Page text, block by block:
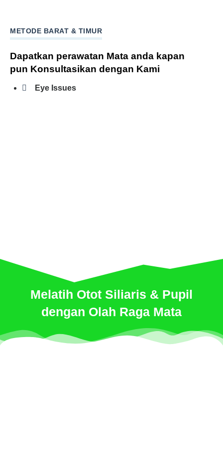
METODE BARAT & TIMUR
Dapatkan perawatan Mata anda kapan
pun Konsultasikan dengan Kami
Eye Issues
Melatih Otot Siliaris & Pupil
dengan Olah Raga Mata